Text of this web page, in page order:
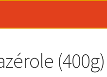
(400g)